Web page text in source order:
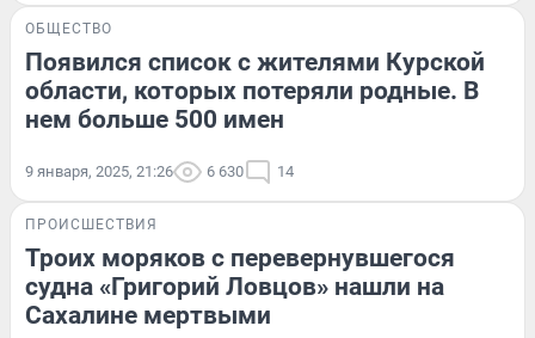
ОБЩЕСТВО
Появился список с жителями Курской
области, которых потеряли родные. В
нем больше 500 имен
9 января, 2025, 21:26 6 630 14
ПРОИСШЕСТВИЯ
Троих моряков с перевернувшегося
судна «Григорий Ловцов» нашли на
Сахалине мертвыми